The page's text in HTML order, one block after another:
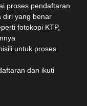
proses pendaftaran
diri yang benar
fotokopi KTP,
untuk proses
dan ikuti